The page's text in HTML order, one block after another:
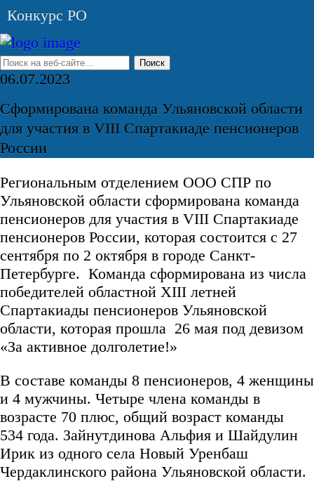
Конкурс РО
06.07.2023
Сформирована команда Ульяновской области
для участия в VIII Спартакиаде пенсионеров
России
Региональным отделением ООО СПР по
Ульяновской области сформирована команда
пенсионеров для участия в VIII Спартакиаде
пенсионеров России, которая состоится с 27
сентября по 2 октября в городе Санкт-
Петербурге. Команда сформирована из числа
победителей областной XIII летней
Спартакиады пенсионеров Ульяновской
области, которая прошла 26 мая под девизом
«За активное долголетие!»
В составе команды 8 пенсионеров, 4 женщины
и 4 мужчины. Четыре члена команды в
возрасте 70 плюс, общий возраст команды
534 года. Зайнутдинова Альфия и Шайдулин
Ирик из одного села Новый Уренбаш
Чердаклинского района Ульяновской области.